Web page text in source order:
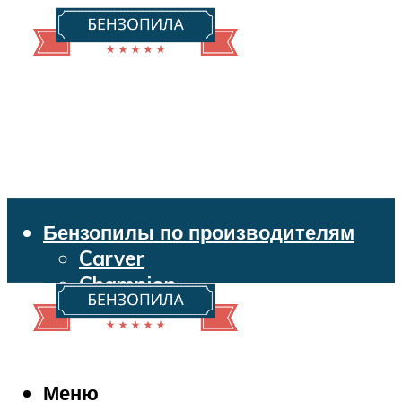
Бензопилы по производителям
Carver
Champion
Echo
Husqvarna
Makita
Меню